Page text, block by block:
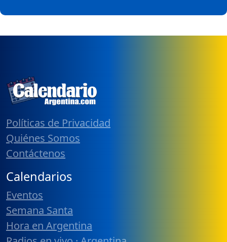
Políticas de Privacidad
Quiénes Somos
Contáctenos
Calendarios
Eventos
Semana Santa
Hora en Argentina